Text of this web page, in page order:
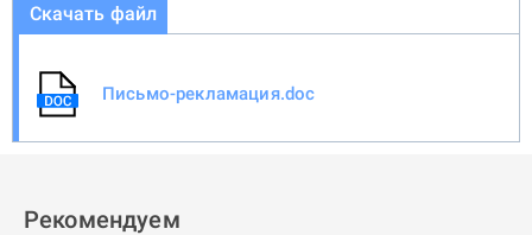
Скачать файл
Письмо-рекламация.doc
Рекомендуем